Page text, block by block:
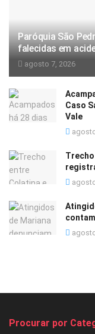
Paróquia São
falecidas em
agosto 7, 2026
Caso
Vale
Procurar por